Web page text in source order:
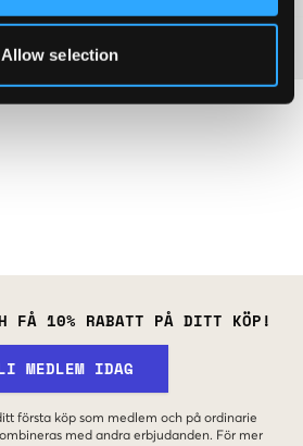
Allow selection
FÅ 10% RABATT PÅ DITT KÖP!
MEDLEM IDAG
första köp som medlem och på ordinarie
med andra erbjudanden. För mer